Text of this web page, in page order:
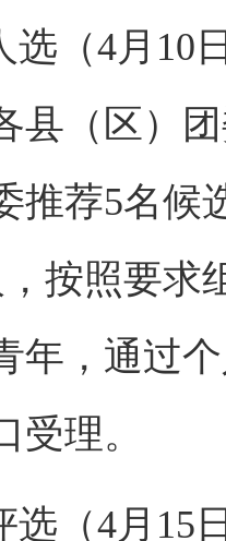
选（4月10
县（区）
推荐5名候
按照要求
年，通过
受理。
选（4月15